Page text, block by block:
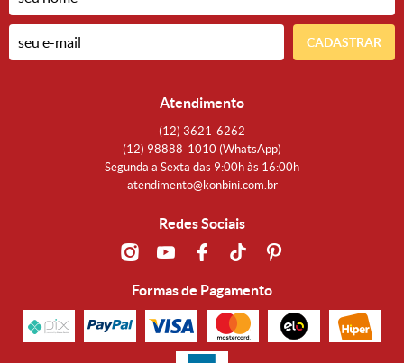
CADASTRAR
Atendimento
(12) 3621-6262
(12) 98888-1010 (WhatsApp)
Segunda a Sexta das 9:00h às 16:00h
atendimento@konbini.com.br
Redes Sociais
Formas de Pagamento